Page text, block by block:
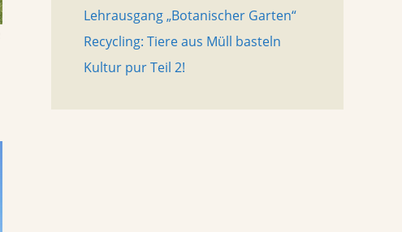
Lehrausgang „Botanischer Garten“
Recycling: Tiere aus Müll basteln
Kultur pur Teil 2!